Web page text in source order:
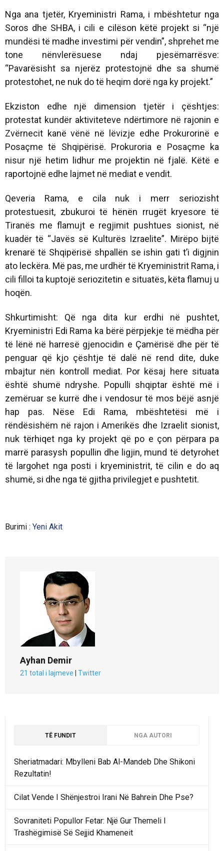
Nga ana tjetër, Kryeministri Rama, i mbështetur nga
Soros dhe SHBA, i cili e cilëson këtë projekt si “një
mundësi të madhe investimi për vendin”, shprehet me
tone nënvlerësuese ndaj pjesëmarrësve:
“Pavarësisht sa njerëz protestojnë dhe sa shumë
protestohet, ne nuk do të heqim dorë nga ky projekt.”
Ekziston edhe një dimension tjetër i çështjes:
protestat kundër aktiviteteve ndërtimore në rajonin e
Zvërnecit kanë vënë në lëvizje edhe Prokurorinë e
Posaçme të Shqipërisë. Prokuroria e Posaçme ka
nisur një hetim lidhur me projektin në fjalë. Këtë e
raportojnë edhe lajmet në mediat e vendit.
Qeveria Rama, e cila nuk i merr seriozisht
protestuesit, zbukuroi të hënën rrugët kryesore të
Tiranës me flamujt e regjimit pushtues sionist, në
kuadër të “Javës së Kulturës Izraelite”. Mirëpo bijtë
krenarë të Shqipërisë shpallën se ishin gati t’i digjnin
ato leckëra. Më pas, me urdhër të Kryeministrit Rama, i
cili filloi ta kuptojë seriozitetin e situatës, këta flamuj u
hoqën.
Shkurtimisht: Që nga dita kur erdhi në pushtet,
Kryeministri Edi Rama ka bërë përpjekje të mëdha për
të lënë në harresë gjenocidin e Çamërisë dhe për të
penguar që kjo çështje të dalë në rend dite, duke
mbajtur nën kontroll mediat. Por kësaj here situata
është shumë ndryshe. Populli shqiptar është më i
zemëruar se kurrë dhe i vendosur të mos bëjë asnjë
hap pas. Nëse Edi Rama, mbështetësi më i
rëndësishëm në rajon i Amerikës dhe Izraelit sionist,
nuk tërhiqet nga ky projekt që po e çon përpara pa
marrë parasysh popullin dhe ligjin, mund të detyrohet
të largohet nga posti i kryeministrit, të cilin e do aq
shumë, si dhe nga të gjitha privilegjet e pushtetit.
Burimi : Yeni Akit
Ayhan Demir
21 total i lajmeve Twitter
TË FUNDIT NGA AUTORI
Sheriatmadari: Mbylleni Bab Al-Mandeb Dhe Shikoni
Rezultatin!
Cilat Vende I Shënjestroi Irani Në Bahrein Dhe Pse?
Sovraniteti Popullor Fetar: Një Gur Themeli I
Trashëgimisë Së Sejjid Khameneit